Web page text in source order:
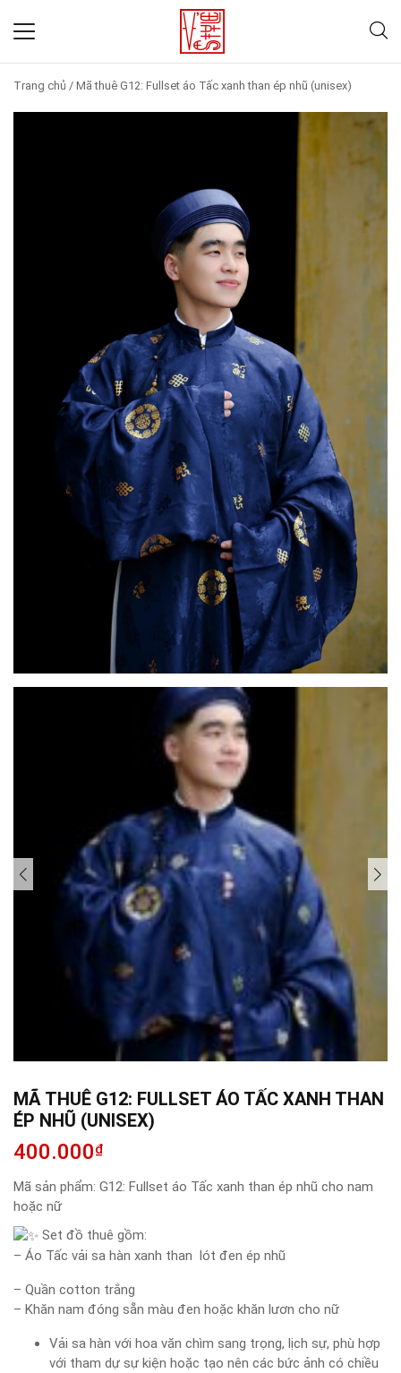
Trang chủ / Mã thuê G12: Fullset áo Tấc xanh than ép nhũ (unisex)
MÃ THUÊ G12: FULLSET ÁO TẤC XANH THAN
ÉP NHŨ (UNISEX)
400.000₫
Mã sản phẩm: G12: Fullset áo Tấc xanh than ép nhũ cho nam
hoặc nữ
Set đồ thuê gồm:
– Áo Tấc vải sa hàn xanh than lót đen ép nhũ
– Quần cotton trắng
– Khăn nam đóng sẵn màu đen hoặc khăn lươn cho nữ
Vải sa hàn với hoa văn chìm sang trọng, lịch sự, phù hợp
với tham dự sự kiện hoặc tạo nên các bức ảnh có chiều